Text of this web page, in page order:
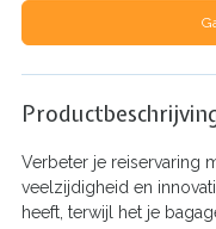
Verbeter je reiservaring
veelzijdigheid en
heeft, terwijl het je